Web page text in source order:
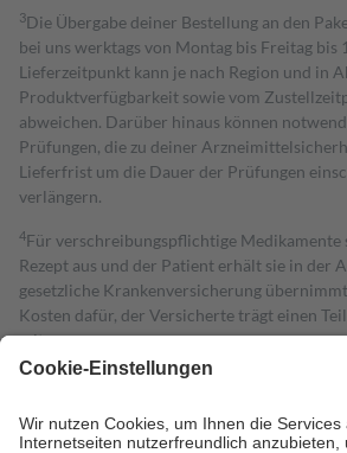
3Die Übergabe deiner Bestellung an den
bei uns werktags von Montag bis Freitag bis
Lieferzeitpunkt kann je nach Region und in
Produktverfügbarkeit sowie vom
abweichen. Darüber hinaus können
Prüfungen, die zu deiner
Lieferfrist um die Dauer der Prüfungen
verlängern.
4Für verschreibungspflichtige
Rezept aus und der Patient erhält sie in der
gesetzliche Krankenversicherung
Kosten dafür, der Versicherte trägt einen
mit.
Grundsätzlich leisten Mitglieder
höchstens zehn Euro.
Es sind jedoch nie
Kosten der Leistung zu entrichten.